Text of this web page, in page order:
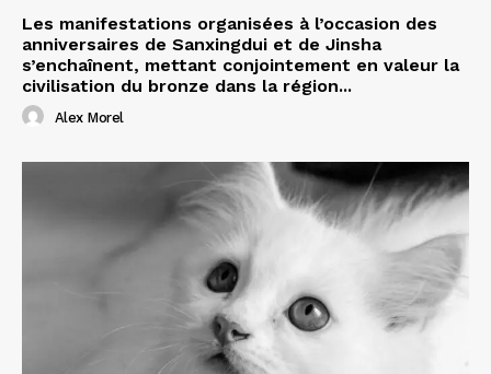
Les manifestations organisées à l’occasion des
anniversaires de Sanxingdui et de Jinsha
s’enchaînent, mettant conjointement en valeur la
civilisation du bronze dans la région...
Alex Morel